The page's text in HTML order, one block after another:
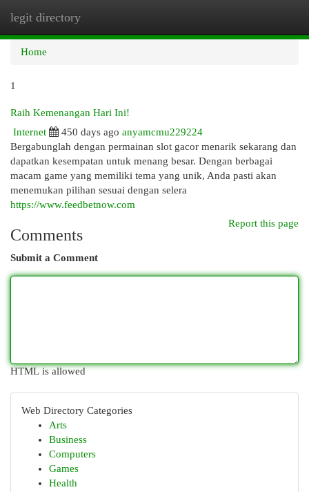
legit directory
Home
1
Raih Kemenangan Hari Ini!
Internet
450 days ago anyamcmu229224
Bergabunglah dengan permainan slot gacor menarik sekarang dan
dapatkan kesempatan untuk menang besar. Dengan berbagai
macam game yang memiliki tema yang unik, Anda pasti akan
menemukan pilihan sesuai dengan selera
https://www.feedbetnow.com
Report this page
Comments
Submit a Comment
HTML is allowed
Web Directory Categories
Arts
Business
Computers
Games
Health